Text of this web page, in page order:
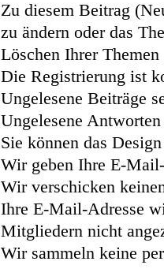
Zu diesem Beitrag
zu ändern oder das
Löschen Ihrer
Die Registrierung ist
Ungelesene Beiträge
Ungelesene
Sie können das
Wir geben Ihre E-
Wir verschicken
Ihre E-Mail-Adresse
Mitgliedern nicht
Wir sammeln keine